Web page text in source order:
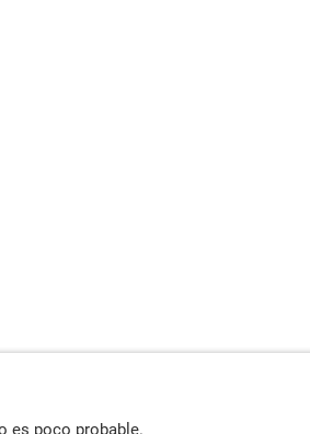
es poco probable.